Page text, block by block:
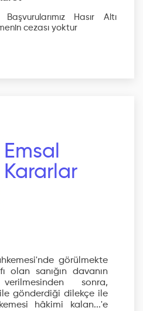
Hasır Altı
cezası yoktur
Emsal
Kararlar
görülmekte
olan sanığın davanın
sonra,
gönderdiği dilekçe ile
hâkimi kalan...'e